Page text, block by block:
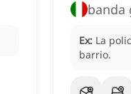
banda
Ex: La
barrio.